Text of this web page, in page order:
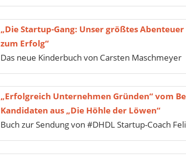
„Die Startup-Gang: Unser größtes
zum Erfolg“
Das neue Kinderbuch von Carsten Maschmeyer
„Erfolgreich Unternehmen Gründen“ vom
Kandidaten aus „Die Höhle der Löwen“
Buch zur Sendung von #DHDL Startup-Coach